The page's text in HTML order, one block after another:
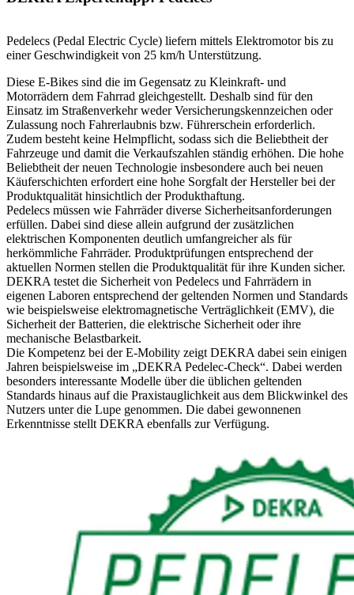
Pedelecs (Pedal Electric Cycle) liefern mittels Elektromotor bis zu
einer Geschwindigkeit von 25 km/h Unterstützung.
Diese E-Bikes sind die im Gegensatz zu Kleinkraft- und
Motorrädern dem Fahrrad gleichgestellt. Deshalb sind für den
Einsatz im Straßenverkehr weder Versicherungskennzeichen oder
Zulassung noch Fahrerlaubnis bzw. Führerschein erforderlich.
Zudem besteht keine Helmpflicht, sodass sich die Beliebtheit der
Fahrzeuge und damit die Verkaufszahlen ständig erhöhen. Die hohe
Beliebtheit der neuen Technologie insbesondere auch bei neuen
Käuferschichten erfordert eine hohe Sorgfalt der Hersteller bei der
Produktqualität hinsichtlich der Produkthaftung.
Pedelecs müssen wie Fahrräder diverse Sicherheitsanforderungen
erfüllen. Dabei sind diese allein aufgrund der zusätzlichen
elektrischen Komponenten deutlich umfangreicher als für
herkömmliche Fahrräder. Produktprüfungen entsprechend der
aktuellen Normen stellen die Produktqualität für ihre Kunden sicher.
DEKRA testet die Sicherheit von Pedelecs und Fahrrädern in
eigenen Laboren entsprechend der geltenden Normen und Standards
wie beispielsweise elektromagnetische Verträglichkeit (EMV), die
Sicherheit der Batterien, die elektrische Sicherheit oder ihre
mechanische Belastbarkeit.
Die Kompetenz bei der E-Mobility zeigt DEKRA dabei sein einigen
Jahren beispielsweise im „DEKRA Pedelec-Check“. Dabei werden
besonders interessante Modelle über die üblichen geltenden
Standards hinaus auf die Praxistauglichkeit aus dem Blickwinkel des
Nutzers unter die Lupe genommen. Die dabei gewonnenen
Erkenntnisse stellt DEKRA ebenfalls zur Verfügung.